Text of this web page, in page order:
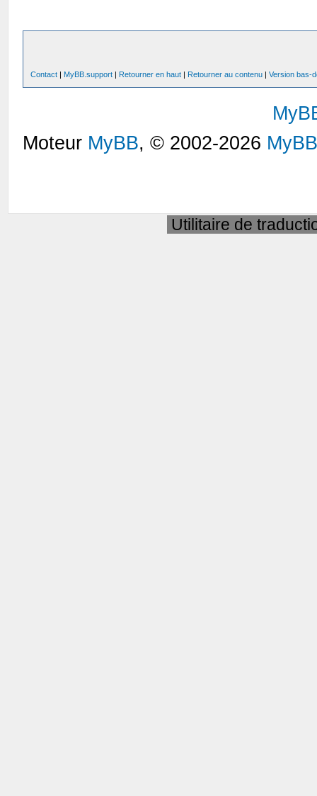
Contact | MyBB.support | Retourner en haut | Retourner au contenu |Version bas-
Moteur MyBB, © 2002-2026
Utilitaire de